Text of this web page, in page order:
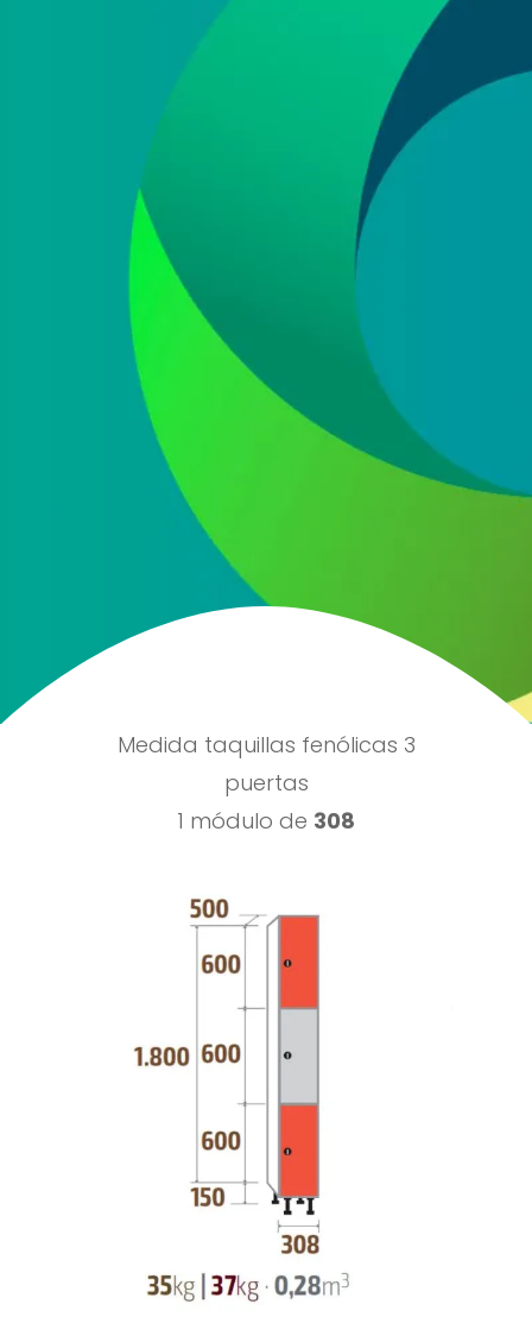
He leído y acepto la
política de protección de
Acepto recibir información comercial sobre las ofertas
y promociones de nuestra empresa (NET QUINTOS, S.L.)
relacionadas con nuestro sector en base a nuestra
política de protección de datos
Medida taquillas fenólicas 3
puertas
1 módulo de 308